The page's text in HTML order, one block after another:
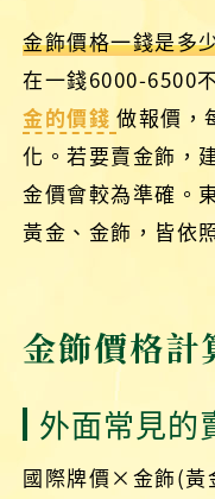
金飾價格一錢是多
在一錢6000-6500
金的價錢 做報價，
化。若要賣金飾，
金價會較為準確。
黃金、金飾，皆依
金飾價格計
外面常見的
國際牌價×金飾(黃